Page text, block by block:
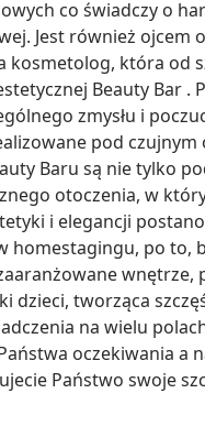
co świadczy o
Jest również
kosmetolog, która od
Beauty Bar .
zmysłu i
pod
Baru są nie tylko
otoczenia, w
i elegancji
homestagingu, po to,
dzieci, tworząca
na wielu
oczekiwania a
Państwo swoje